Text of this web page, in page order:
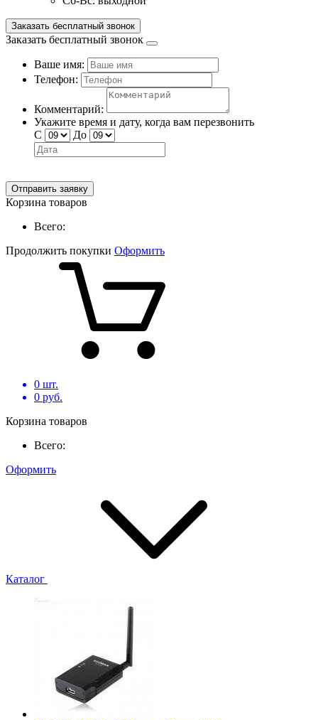
Заказать бесплатный звонок
Заказать бесплатный звонок
Ваше имя:
Телефон:
Комментарий:
Укажите время и дату, когда вам перезвонить
С
До
Отправить заявку
Корзина товаров
Всего:
Продолжить покупки Оформить
0 шт.
0 руб.
Корзина товаров
Всего:
Оформить
Каталог